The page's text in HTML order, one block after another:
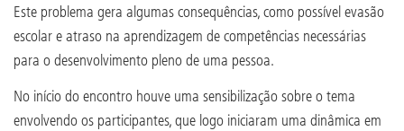
Este problema gera algumas consequências, como possível evasão
escolar e atraso na aprendizagem de competências necessárias
para o desenvolvimento pleno de uma pessoa.
No início do encontro houve uma sensibilização sobre o tema
envolvendo os participantes, que logo iniciaram uma dinâmica em